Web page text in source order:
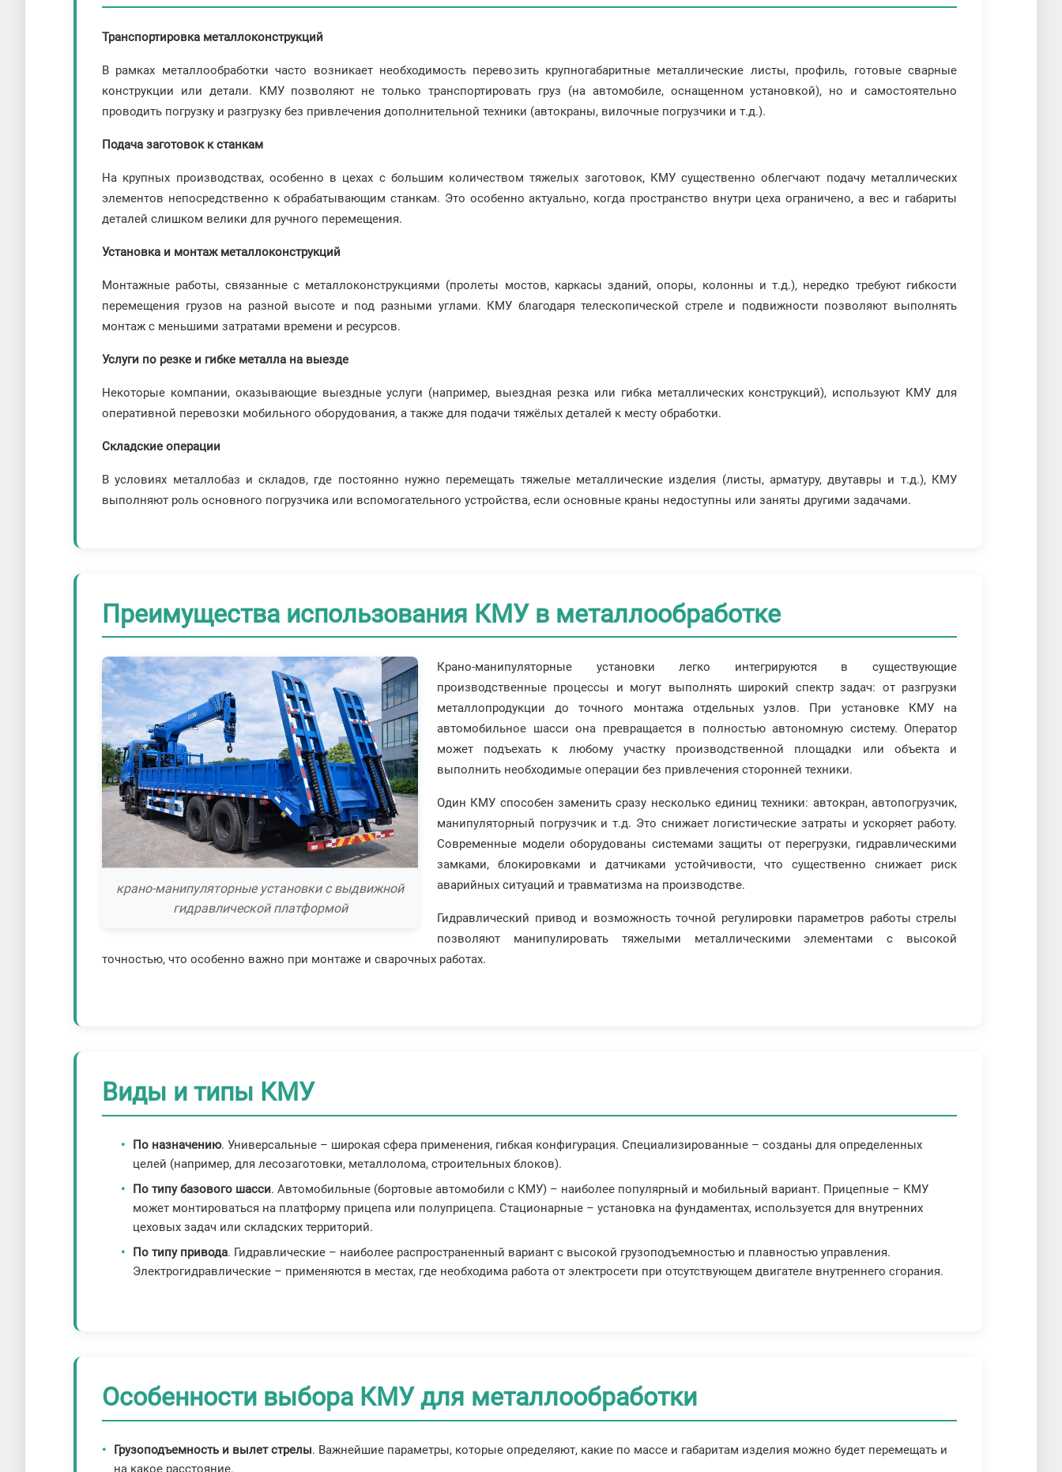
Транспортировка металлоконструкций
В рамках металлообработки часто возникает необходимость перевозить крупногабаритные металлические листы, профиль, готовые сварные
конструкции или детали. КМУ позволяют не только транспортировать груз (на автомобиле, оснащенном установкой), но и самостоятельно
проводить погрузку и разгрузку без привлечения дополнительной техники (автокраны, вилочные погрузчики и т.д.).
Подача заготовок к станкам
На крупных производствах, особенно в цехах с большим количеством тяжелых заготовок, КМУ существенно облегчают подачу металлических
элементов непосредственно к обрабатывающим станкам. Это особенно актуально, когда пространство внутри цеха ограничено, а вес и габариты
деталей слишком велики для ручного перемещения.
Установка и монтаж металлоконструкций
Монтажные работы, связанные с металлоконструкциями (пролеты мостов, каркасы зданий, опоры, колонны и т.д.), нередко требуют гибкости
перемещения грузов на разной высоте и под разными углами. КМУ благодаря телескопической стреле и подвижности позволяют выполнять
монтаж с меньшими затратами времени и ресурсов.
Услуги по резке и гибке металла на выезде
Некоторые компании, оказывающие выездные услуги (например, выездная резка или гибка металлических конструкций), используют КМУ для
оперативной перевозки мобильного оборудования, а также для подачи тяжёлых деталей к месту обработки.
Складские операции
В условиях металлобаз и складов, где постоянно нужно перемещать тяжелые металлические изделия (листы, арматуру, двутавры и т.д.), КМУ
выполняют роль основного погрузчика или вспомогательного устройства, если основные краны недоступны или заняты другими задачами.
Преимущества использования КМУ в металлообработке
крано-манипуляторные установки с выдвижной
гидравлической платформой
Крано-манипуляторные установки легко интегрируются в существующие
производственные процессы и могут выполнять широкий спектр задач: от разгрузки
металлопродукции до точного монтажа отдельных узлов. При установке КМУ на
автомобильное шасси она превращается в полностью автономную систему. Оператор
может подъехать к любому участку производственной площадки или объекта и
выполнить необходимые операции без привлечения сторонней техники.
Один КМУ способен заменить сразу несколько единиц техники: автокран, автопогрузчик,
манипуляторный погрузчик и т.д. Это снижает логистические затраты и ускоряет работу.
Современные модели оборудованы системами защиты от перегрузки, гидравлическими
замками, блокировками и датчиками устойчивости, что существенно снижает риск
аварийных ситуаций и травматизма на производстве.
Гидравлический привод и возможность точной регулировки параметров работы стрелы
позволяют манипулировать тяжелыми металлическими элементами с высокой
точностью, что особенно важно при монтаже и сварочных работах.
Виды и типы КМУ
По назначению. Универсальные – широкая сфера применения, гибкая конфигурация. Специализированные – созданы для определенных
целей (например, для лесозаготовки, металлолома, строительных блоков).
По типу базового шасси. Автомобильные (бортовые автомобили с КМУ) – наиболее популярный и мобильный вариант. Прицепные – КМУ
может монтироваться на платформу прицепа или полуприцепа. Стационарные – установка на фундаментах, используется для внутренних
цеховых задач или складских территорий.
По типу привода. Гидравлические – наиболее распространенный вариант с высокой грузоподъемностью и плавностью управления.
Электрогидравлические – применяются в местах, где необходима работа от электросети при отсутствующем двигателе внутреннего сгорания.
Особенности выбора КМУ для металлообработки
Грузоподъемность и вылет стрелы. Важнейшие параметры, которые определяют, какие по массе и габаритам изделия можно будет перемещать и
на какое расстояние.